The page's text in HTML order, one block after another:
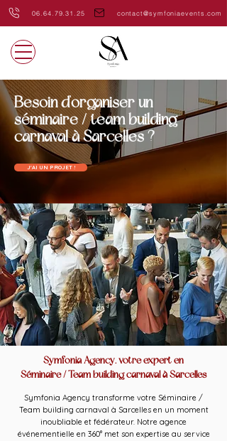
06.64.79.31.25 contact@symfoniaevents.com
Besoin d'organiser un
séminaire / team building
carnaval à Sarcelles ?
J'AI UN PROJET !
Symfonia Agency, votre expert en
Séminaire / Team building carnaval à Sarcelles
Symfonia Agency transforme votre Séminaire /
Team building carnaval à Sarcelles en un moment
inoubliable et fédérateur. Notre agence
événementielle en 360° met son expertise au service